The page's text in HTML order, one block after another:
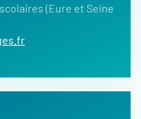
(Eure et Seine